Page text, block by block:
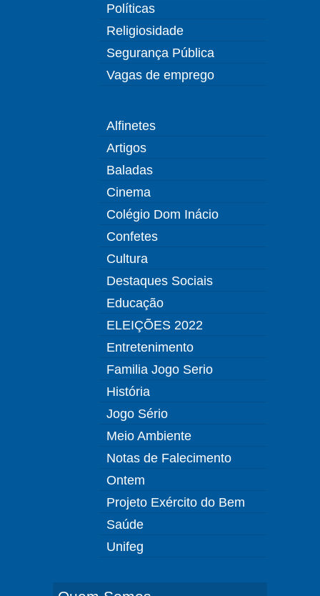
Políticas
Religiosidade
Segurança Pública
Vagas de emprego
Alfinetes
Artigos
Baladas
Cinema
Colégio Dom Inácio
Confetes
Cultura
Destaques Sociais
Educação
ELEIÇÕES 2022
Entretenimento
Familia Jogo Serio
História
Jogo Sério
Meio Ambiente
Notas de Falecimento
Ontem
Projeto Exército do Bem
Saúde
Unifeg